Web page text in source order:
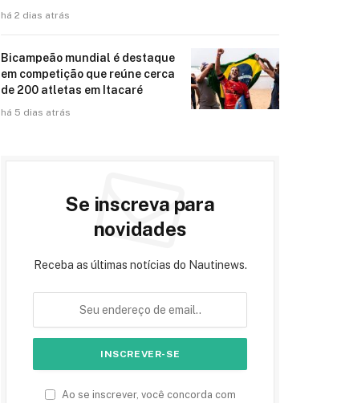
há 2 dias atrás
Bicampeão mundial é destaque
em competição que reúne cerca
de 200 atletas em Itacaré
há 5 dias atrás
Se inscreva para
novidades
Receba as últimas notícias do Nautinews.
Ao se inscrever, você concorda com